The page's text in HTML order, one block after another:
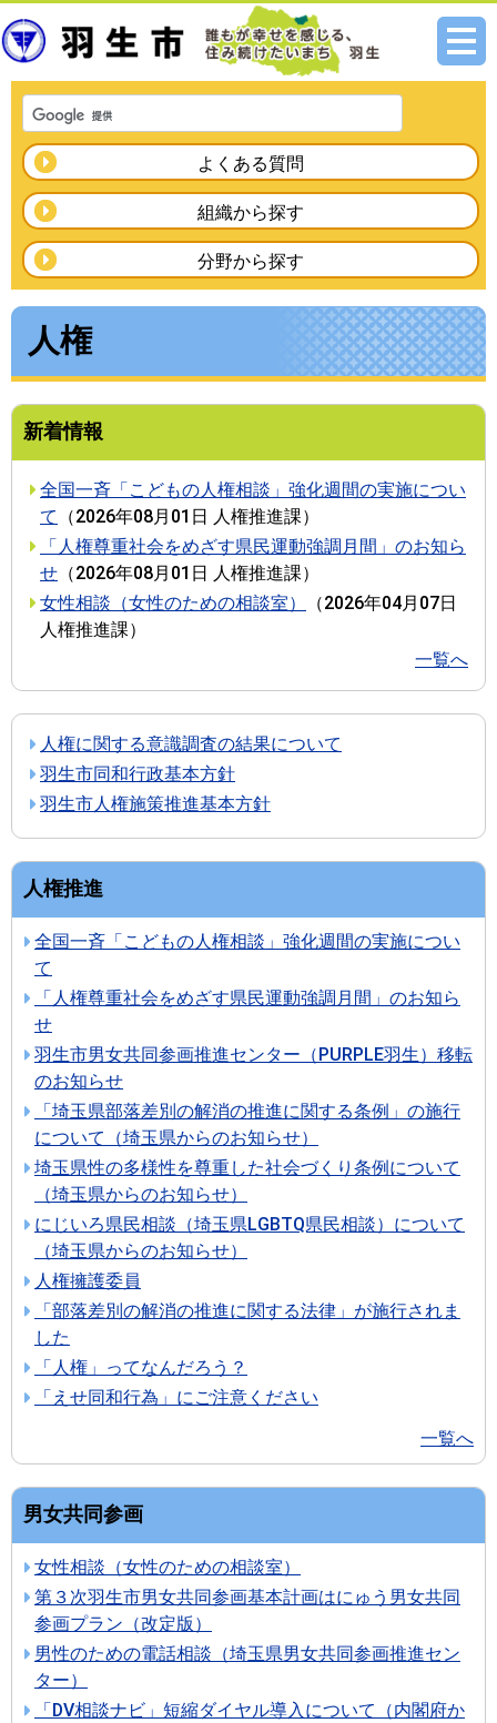
メニ
よくある質問
組織から探す
分野から探す
人権
新着情報
全国一斉「こどもの人権相談」強化週間の実施につい
て
（2026年08月01日 人権推進課）
「人権尊重社会をめざす県民運動強調月間」のお知ら
せ （2026年08月01日 人権推進課）
女性相談（女性のための相談室）
（2026年04月07日
人権推進課）
一覧へ
人権に関する意識調査の結果について
羽生市同和行政基本方針
羽生市人権施策推進基本方針
人権推進
全国一斉「こどもの人権相談」強化週間の実施につい
て
「人権尊重社会をめざす県民運動強調月間」のお知ら
せ
羽生市男女共同参画推進センター（PURPLE羽生）移転
のお知らせ
「埼玉県部落差別の解消の推進に関する条例」の施行
について（埼玉県からのお知らせ）
埼玉県性の多様性を尊重した社会づくり条例について
（埼玉県からのお知らせ）
にじいろ県民相談（埼玉県LGBTQ県民相談）について
（埼玉県からのお知らせ）
人権擁護委員
「部落差別の解消の推進に関する法律」が施行されま
した
「人権」ってなんだろう？
「えせ同和行為」にご注意ください
一覧へ
男女共同参画
女性相談（女性のための相談室）
第３次羽生市男女共同参画基本計画はにゅう男女共同
参画プラン（改定版）
男性のための電話相談（埼玉県男女共同参画推進セン
ター）
「DV相談ナビ」短縮ダイヤル導入について（内閣府か